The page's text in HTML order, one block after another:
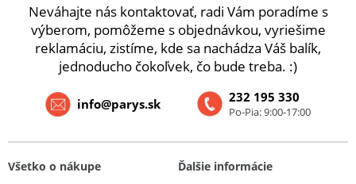
Neváhajte nás kontaktovať, radi Vám poradíme s
výberom, pomôžeme s objednávkou, vyriešime
reklamáciu, zistíme, kde sa nachádza Váš balík,
jednoducho čokoľvek, čo bude treba. :)
232 195 330
Po-Pia: 9:00-17:00
info@parys.sk
Všetko o nákupe
Ďalšie informácie